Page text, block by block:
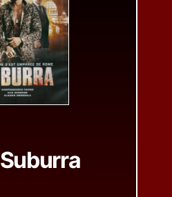
Suburra